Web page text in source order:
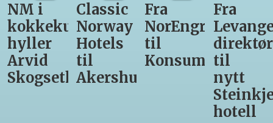
Classic
Norway
Hotels
til
Akershus
Fra
NorEngros
til
Konsumgruppen
Fra
Levanger-
direktør
til
Steinkjer-
12
får
være
med
Asko